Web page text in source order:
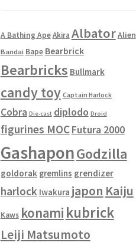
A Bathing Ape Akira AlbatorAlien
Bandai Bape Bearbrick
Bearbricks Bullmark
candy toy Captain Harlock
Cobra Die-cast diplodo Droid
figurines MOCFutura 2000
GashaponGodzilla
goldorak gremlins grendizer
harlock Iwakura japon Kaiju
Kaws konami kubrick
Leiji Matsumoto